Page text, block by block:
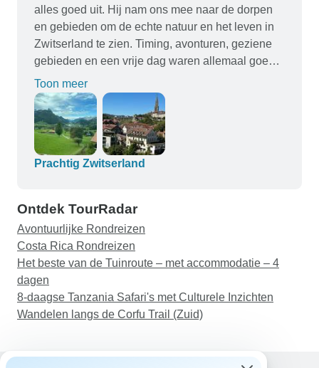
onze reisperiode omdat het niet het belangrijkste
toeristische seizoen van Zwitserland was, dus de
toeristische attracties waren niet zo druk als op
andere tijden van het jaar. Als je op zoek bent
rondreis en land om te bezoeken... dan is dit de
juiste voor jou!
alles goed uit. Hij nam ons mee naar de dorpen
en gebieden om de echte natuur en het leven in
Zwitserland te zien. Timing, avonturen, geziene
gebieden en een vrije dag waren allemaal goed
gepland. Ik was in staat om de echte natuur van
Zwitserland te zien en vertrouwd te raken met de
geschiedenis en het systeem van het land met
Vitalii's geweldige uitleg. Ik heb echt genoten van
de tour en kan hem aanbevelen. Bedankt
Toon meer
Prachtig Zwitserland
Ontdek TourRadar
Avontuurlijke Rondreizen
Costa Rica Rondreizen
Het beste van de Tuinroute – met accommodatie – 4
dagen
8-daagse Tanzania Safari's met Culturele Inzichten
Wandelen langs de Corfu Trail (Zuid)